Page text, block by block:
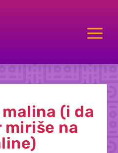
a
(i da
miriše na